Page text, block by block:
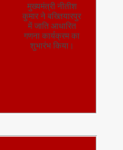
मुख्यमंत्री नीतीश
कुमार ने बख्तियारपुर
में जाति आधारित
गणना कार्यक्रम का
शुभारंभ किया।